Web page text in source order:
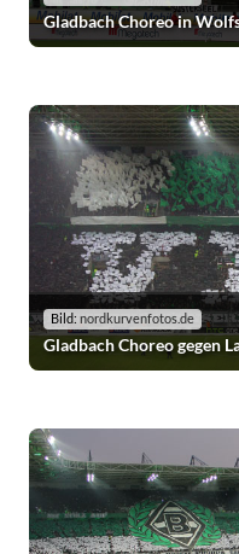
Gladbach Choreo in
Bild: nordkurvenfotos.de
Gladbach Choreo gegen